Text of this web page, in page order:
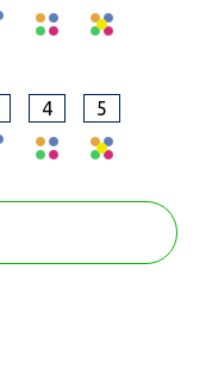
4 5